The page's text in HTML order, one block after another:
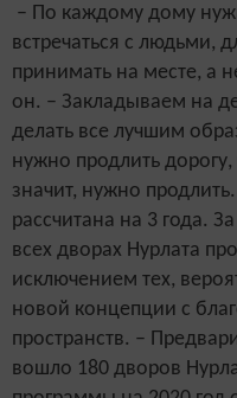
– По каждому дому
встречаться с людьми,
принимать на месте, а
он. – Закладываем на
делать все лучшим
нужно продлить
значит, нужно
рассчитана на 3 года.
всех дворах Нурлата
исключением тех,
новой концепции с
пространств. –
вошло 180 дворов